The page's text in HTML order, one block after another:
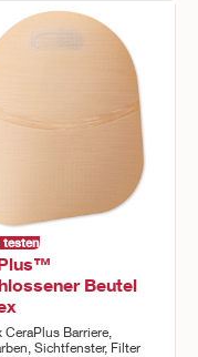
testen
Beutel
CeraPlus Barriere,
Sichtfenster, Filter